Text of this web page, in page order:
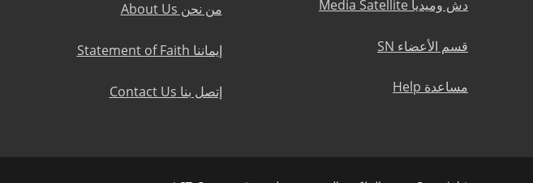
دش وميديا Media Satellite
قسم الأعضاء SN
مساعدة Help
من نحن About Us
إيماننا Statement of Faith
إتصل بنا Contact Us